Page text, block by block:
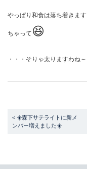
やっぱり和食は落ち着きます
ちゃって 😆
・・・そりゃ太りますわね～
< ☀️森下サテライトに新メ
ンバー増えました☀️